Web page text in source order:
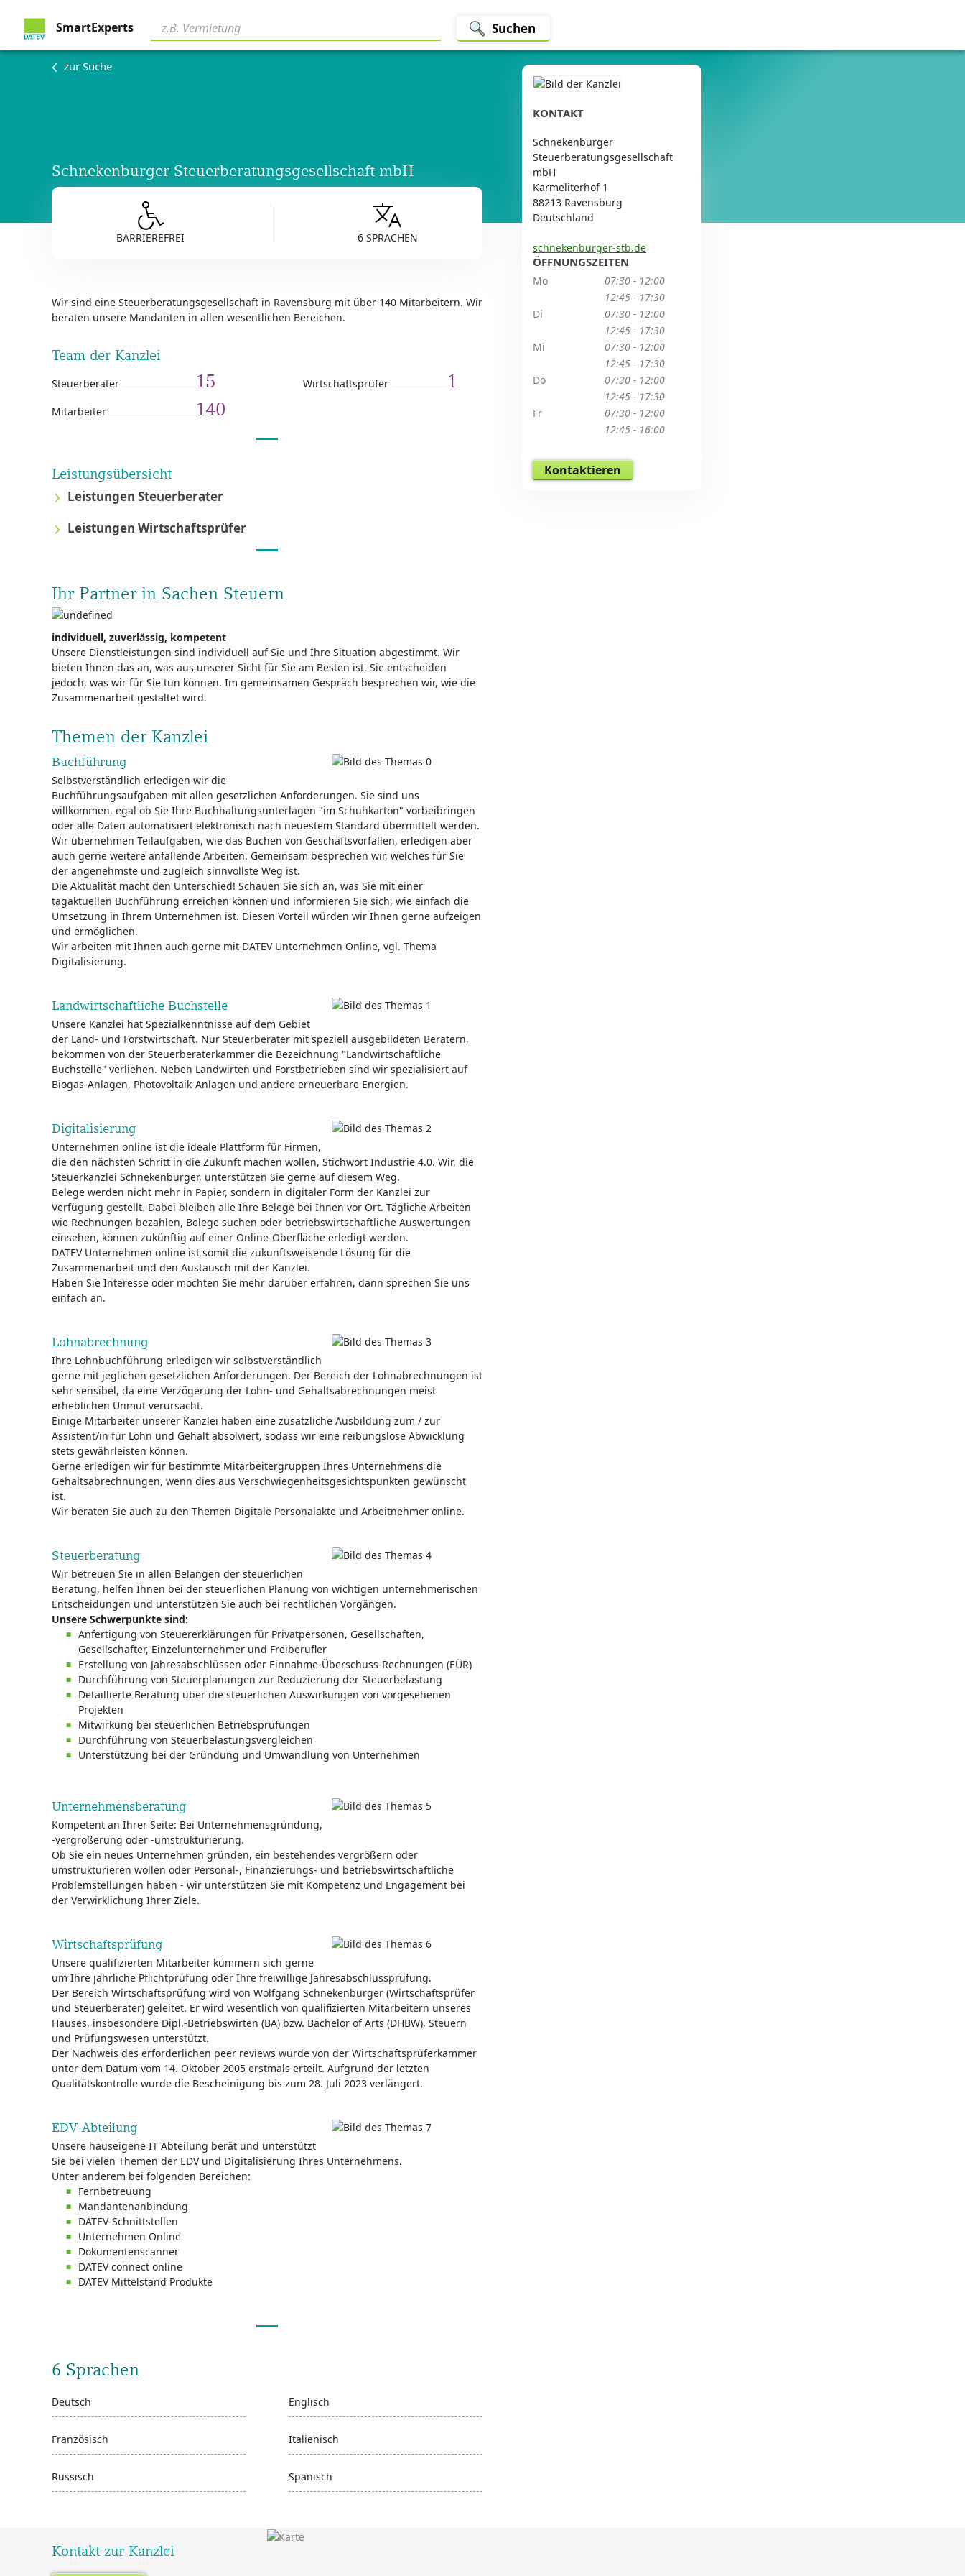
SmartExperts Suchen
zur Suche
Schnekenburger Steuerberatungsgesellschaft mbH
BARRIEREFREI 6 SPRACHEN
Wir sind eine Steuerberatungsgesellschaft in Ravensburg mit über 140 Mitarbeitern. Wir
beraten unsere Mandanten in allen wesentlichen Bereichen.
Team der Kanzlei
Steuerberater 15 Wirtschaftsprüfer 1
Mitarbeiter 140
Leistungsübersicht
Leistungen Steuerberater
Leistungen Wirtschaftsprüfer
Ihr Partner in Sachen Steuern
individuell, zuverlässig, kompetent
Unsere Dienstleistungen sind individuell auf Sie und Ihre Situation abgestimmt. Wir
bieten Ihnen das an, was aus unserer Sicht für Sie am Besten ist. Sie entscheiden
jedoch, was wir für Sie tun können. Im gemeinsamen Gespräch besprechen wir, wie die
Zusammenarbeit gestaltet wird.
Themen der Kanzlei
Buchführung
Selbstverständlich erledigen wir die
Buchführungsaufgaben mit allen gesetzlichen Anforderungen. Sie sind uns
willkommen, egal ob Sie Ihre Buchhaltungsunterlagen "im Schuhkarton" vorbeibringen
oder alle Daten automatisiert elektronisch nach neuestem Standard übermittelt werden.
Wir übernehmen Teilaufgaben, wie das Buchen von Geschäftsvorfällen, erledigen aber
auch gerne weitere anfallende Arbeiten. Gemeinsam besprechen wir, welches für Sie
der angenehmste und zugleich sinnvollste Weg ist.
Die Aktualität macht den Unterschied! Schauen Sie sich an, was Sie mit einer
tagaktuellen Buchführung erreichen können und informieren Sie sich, wie einfach die
Umsetzung in Ihrem Unternehmen ist. Diesen Vorteil würden wir Ihnen gerne aufzeigen
und ermöglichen.
Wir arbeiten mit Ihnen auch gerne mit DATEV Unternehmen Online, vgl. Thema
Digitalisierung.
Landwirtschaftliche Buchstelle
Unsere Kanzlei hat Spezialkenntnisse auf dem Gebiet
der Land- und Forstwirtschaft. Nur Steuerberater mit speziell ausgebildeten Beratern,
bekommen von der Steuerberaterkammer die Bezeichnung "Landwirtschaftliche
Buchstelle" verliehen. Neben Landwirten und Forstbetrieben sind wir spezialisiert auf
Biogas-Anlagen, Photovoltaik-Anlagen und andere erneuerbare Energien.
Digitalisierung
Unternehmen online ist die ideale Plattform für Firmen,
die den nächsten Schritt in die Zukunft machen wollen, Stichwort Industrie 4.0. Wir, die
Steuerkanzlei Schnekenburger, unterstützen Sie gerne auf diesem Weg.
Belege werden nicht mehr in Papier, sondern in digitaler Form der Kanzlei zur
Verfügung gestellt. Dabei bleiben alle Ihre Belege bei Ihnen vor Ort. Tägliche Arbeiten
wie Rechnungen bezahlen, Belege suchen oder betriebswirtschaftliche Auswertungen
einsehen, können zukünftig auf einer Online-Oberfläche erledigt werden.
DATEV Unternehmen online ist somit die zukunftsweisende Lösung für die
Zusammenarbeit und den Austausch mit der Kanzlei.
Haben Sie Interesse oder möchten Sie mehr darüber erfahren, dann sprechen Sie uns
einfach an.
Lohnabrechnung
Ihre Lohnbuchführung erledigen wir selbstverständlich
gerne mit jeglichen gesetzlichen Anforderungen. Der Bereich der Lohnabrechnungen ist
sehr sensibel, da eine Verzögerung der Lohn- und Gehaltsabrechnungen meist
erheblichen Unmut verursacht.
Einige Mitarbeiter unserer Kanzlei haben eine zusätzliche Ausbildung zum / zur
Assistent/in für Lohn und Gehalt absolviert, sodass wir eine reibungslose Abwicklung
stets gewährleisten können.
Gerne erledigen wir für bestimmte Mitarbeitergruppen Ihres Unternehmens die
Gehaltsabrechnungen, wenn dies aus Verschwiegenheitsgesichtspunkten gewünscht
ist.
Wir beraten Sie auch zu den Themen Digitale Personalakte und Arbeitnehmer online.
Steuerberatung
Wir betreuen Sie in allen Belangen der steuerlichen
Beratung, helfen Ihnen bei der steuerlichen Planung von wichtigen unternehmerischen
Entscheidungen und unterstützen Sie auch bei rechtlichen Vorgängen.
Unsere Schwerpunkte sind:
Anfertigung von Steuererklärungen für Privatpersonen, Gesellschaften,
Gesellschafter, Einzelunternehmer und Freiberufler
Erstellung von Jahresabschlüssen oder Einnahme-Überschuss-Rechnungen (EÜR)
Durchführung von Steuerplanungen zur Reduzierung der Steuerbelastung
Detaillierte Beratung über die steuerlichen Auswirkungen von vorgesehenen
Projekten
Mitwirkung bei steuerlichen Betriebsprüfungen
Durchführung von Steuerbelastungsvergleichen
Unterstützung bei der Gründung und Umwandlung von Unternehmen
Unternehmensberatung
Kompetent an Ihrer Seite: Bei Unternehmensgründung,
-vergrößerung oder -umstrukturierung.
Ob Sie ein neues Unternehmen gründen, ein bestehendes vergrößern oder
umstrukturieren wollen oder Personal-, Finanzierungs- und betriebswirtschaftliche
Problemstellungen haben - wir unterstützen Sie mit Kompetenz und Engagement bei
der Verwirklichung Ihrer Ziele.
Wirtschaftsprüfung
Unsere qualifizierten Mitarbeiter kümmern sich gerne
um Ihre jährliche Pflichtprüfung oder Ihre freiwillige Jahresabschlussprüfung.
Der Bereich Wirtschaftsprüfung wird von Wolfgang Schnekenburger (Wirtschaftsprüfer
und Steuerberater) geleitet. Er wird wesentlich von qualifizierten Mitarbeitern unseres
Hauses, insbesondere Dipl.-Betriebswirten (BA) bzw. Bachelor of Arts (DHBW), Steuern
und Prüfungswesen unterstützt.
Der Nachweis des erforderlichen peer reviews wurde von der Wirtschaftsprüferkammer
unter dem Datum vom 14. Oktober 2005 erstmals erteilt. Aufgrund der letzten
Qualitätskontrolle wurde die Bescheinigung bis zum 28. Juli 2023 verlängert.
EDV-Abteilung
Unsere hauseigene IT Abteilung berät und unterstützt
Sie bei vielen Themen der EDV und Digitalisierung Ihres Unternehmens.
Unter anderem bei folgenden Bereichen:
Fernbetreuung
Mandantenanbindung
DATEV-Schnittstellen
Unternehmen Online
Dokumentenscanner
DATEV connect online
DATEV Mittelstand Produkte
6 Sprachen
Deutsch Englisch
Französisch Italienisch
Russisch Spanisch
KONTAKT
Schnekenburger
Steuerberatungsgesellschaft
mbH
Karmeliterhof 1
88213 Ravensburg
Deutschland
schnekenburger-stb.de
ÖFFNUNGSZEITEN
Mo
07:30 - 12:00
12:45 - 17:30
Di
07:30 - 12:00
12:45 - 17:30
Mi
07:30 - 12:00
12:45 - 17:30
Do
07:30 - 12:00
12:45 - 17:30
Fr
07:30 - 12:00
12:45 - 16:00
Kontaktieren
Kontakt zur Kanzlei